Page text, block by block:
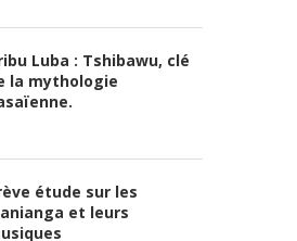
Luba : Tshibawu, clé
la mythologie
étude sur les
et leurs